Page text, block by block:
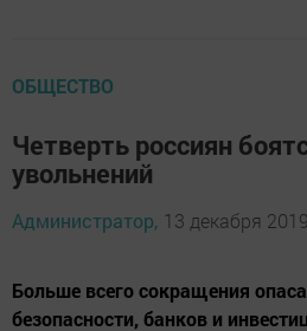
ОБЩЕСТВО
Четверть россиян
увольнений
Администратор, 13 декабря
Больше всего сокращения
безопасности, банков и